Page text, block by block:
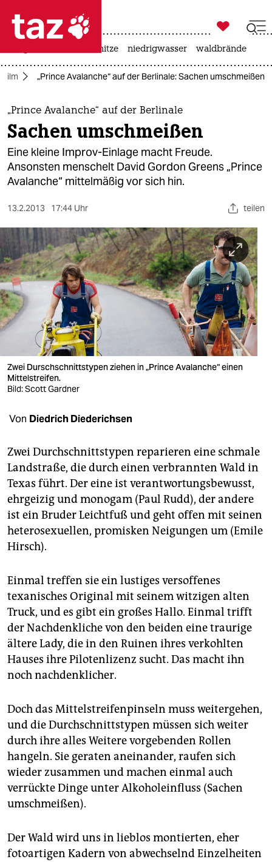
 taz zahl ich
taz zahl ich
themen
politik
öko
sport
berlin
nord
wahrheit
verlag
verlag
shop
fragen & hilfe
unterstützen
abo
genossenschaft
epaper login

taz zahl ich
hitze niedrigwasser waldbrände
Film „Prince Avalanche“ auf der Berlinale: Sachen umschmeißen
„Prince Avalanche“ auf der Berlinale
Sachen umschmeißen
Eine kleine Improv-Einlage macht Freude.
Ansonsten menschelt David Gordon Greens „Prince
Avalanche“ mittelmäßig vor sich hin.
13.2.2013 17:44 Uhr teilen
Zwei Durschschnittstypen ziehen in „Prince Avalanche“ einen
Mittelstreifen.
Bild: Scott Gardner
Von Diedrich Diederichsen
Zwei Durchschnittstypen reparieren eine schmale
Landstraße, die durch einen verbrannten Wald in
Texas führt. Der eine ist verantwortungsbewusst,
ehrgeizig und monogam (Paul Rudd), der andere
ist ein Bruder Leichtfuß und geht offen mit seinen
heterosexuellen, promisken Neigungen um (Emile
Hirsch).
Einmal treffen sie ein lustiges versoffenes
texanisches Original mit seinem witzigen alten
Truck, und es gibt ein großes Hallo. Einmal trifft
der Nachdenkliche von den beiden eine traurige
ältere Lady, die in den Ruinen ihres verkohlten
Hauses ihre Pilotenlizenz sucht. Das macht ihn
noch nachdenklicher.
Doch das Mittelstreifenpinseln muss weitergehen,
und die Durchschnittstypen müssen sich weiter
durch ihre alles Weitere vorgebenden Rollen
hangeln. Sie geraten aneinander, raufen sich
wieder zusammen und machen einmal auch
verrückte Dinge unter Alkoholeinfluss (Sachen
umschmeißen).
Der Wald wird uns in lieblos montierten, eher
fotoartigen Kadern von abwechselnd Einzelheiten